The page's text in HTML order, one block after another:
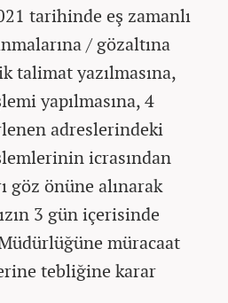
tarihinde eş zamanlı
/ gözaltına
talimat yazılmasına,
yapılmasına, 4
adreslerindeki
icrasından
göz önüne alınarak
3 gün içerisinde
müracaat
tebliğine karar